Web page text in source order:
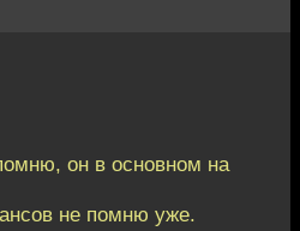
он в основном на
не помню уже.